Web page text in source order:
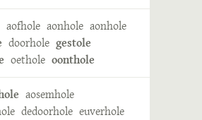
aofhole aonhole aonhole
doorhole gestole
oethole oonthole
aosemhole
dedoorhole euverhole